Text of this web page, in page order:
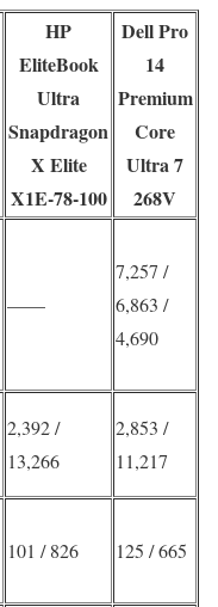
HP
EliteBook
Ultra
Snapdragon
X Elite
X1E-78-100
Dell Pro
14
Premium
Core
Ultra 7
268V
——
7,257 /
6,863 /
4,690
2,392 /
13,266
2,853 /
11,217
101 / 826 125 / 665